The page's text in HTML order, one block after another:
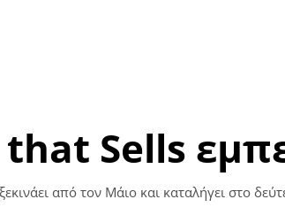
Sells
από τον Μάιο και καταλήγει στο